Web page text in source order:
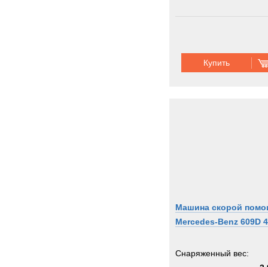
Купить
Машина скорой
Mercedes-Benz 609D
Снаряженный вес: